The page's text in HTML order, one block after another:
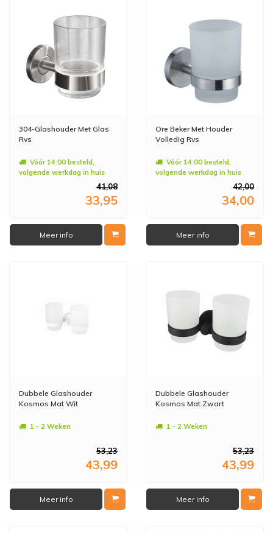
304-Glashouder Met Glas
Rvs
Vóór 14:00 besteld,
volgende werkdag in huis
41,08
33,95
Meer info
Ore Beker Met Houder
Volledig Rvs
Vóór 14:00 besteld,
volgende werkdag in huis
42,00
34,00
Meer info
Dubbele Glashouder
Kosmos Mat Wit
1 - 2 Weken
53,23
43,99
Meer info
Dubbele Glashouder
Kosmos Mat Zwart
1 - 2 Weken
53,23
43,99
Meer info